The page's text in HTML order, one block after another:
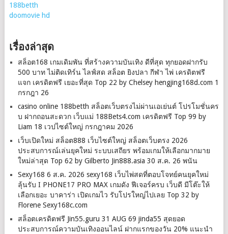
188betth
doomovie hd
เรื่องล่าสุด
สล็อต168 เกมเดิมพัน ที่สร้างความบันเทิง ดีที่สุด ทุกยอดฝากรับ
500 บาท ไม่ติดเทิร์น ไลฟ์สด สล็อต ยิงปลา กีฬา ไพ่ เครดิตฟรี
แจก เครดิตฟรี เยอะที่สุด Top 22 by Chelsey hengjing168d.com 1
กรกฎา 26
casino online 188betth สล็อตเว็บตรงไม่ผ่านเอเย่นต์ โปรโมชั่นคร
บ ฝากถอนสะดวก เว็บแม่ 188Bets4.com เครดิตฟรี Top 99 by
Liam 18 เวปไซต์ใหญ่ กรกฎาคม 2026
เว็บเปิดใหม่ สล็อต888 เว็บไซต์ใหญ่ สล็อตเว็บตรง 2026
ประสบการณ์เล่นยุคใหม่ ระบบเสถียร พร้อมเกมให้เลือกมากมาย
ใหม่ล่าสุด Top 62 by Gilberto Jin888.asia 30 ส.ค. 26 พนัน
Sexy168 6 ส.ค. 2026 sexy168 เว็บไพ่สดที่ตอบโจทย์คนยุคใหม่
ลุ้นรับ I PHONE17 PRO MAX เกมดัง ฟีเจอร์ครบ เว็บดี มีโต๊ะให้
เลือกเยอะ บาคาร่า เปิดเกมไว รับโปรใหญ่ไปเลย Top 32 by
Florene Sexy168c.com
สล็อตเครดิตฟรี Jin55.guru 31 AUG 69 jinda55 สุดยอด
ประสบการณ์ความบันเทิงออนไลน์ ฝากแรกของวัน 20% แนะนำ